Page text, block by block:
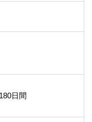
日間